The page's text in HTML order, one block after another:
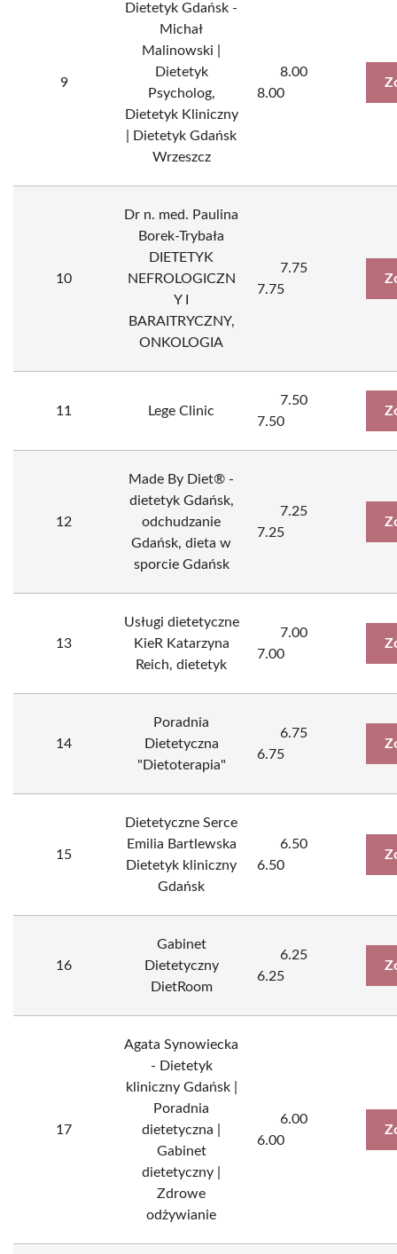
9
Dietetyk Gdańsk -
Michał
Malinowski |
Dietetyk
Psycholog,
Dietetyk Kliniczny
| Dietetyk Gdańsk
Wrzeszcz
8.00
8.00
10
Dr n. med. Paulina
Borek-Trybała
DIETETYK
NEFROLOGICZN
Y I
BARAITRYCZNY,
ONKOLOGIA
7.75
7.75
11 Lege Clinic
7.50
7.50
12
Made By Diet® -
dietetyk Gdańsk,
odchudzanie
Gdańsk, dieta w
sporcie Gdańsk
7.25
7.25
13
Usługi dietetyczne
KieR Katarzyna
Reich, dietetyk
7.00
7.00
14
Poradnia
Dietetyczna
"Dietoterapia"
6.75
6.75
15
Dietetyczne Serce
Emilia Bartlewska
Dietetyk kliniczny
Gdańsk
6.50
6.50
16
Gabinet
Dietetyczny
DietRoom
6.25
6.25
17
Agata Synowiecka
- Dietetyk
kliniczny Gdańsk |
Poradnia
dietetyczna |
Gabinet
dietetyczny |
Zdrowe
odżywianie
6.00
6.00